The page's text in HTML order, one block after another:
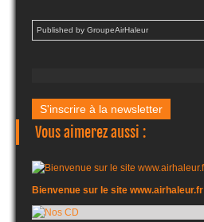
Published by GroupeAirHaleur
S'inscrire à la newsletter
Vous aimerez aussi :
Bienvenue sur le site www.airhaleur.fr